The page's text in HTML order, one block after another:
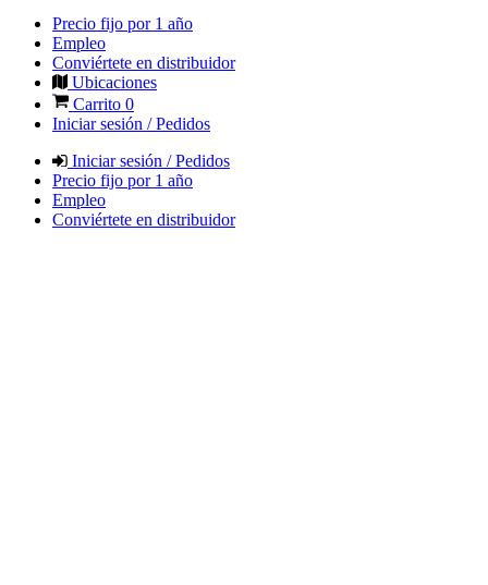
Precio fijo por 1 año
Empleo
Conviértete en distribuidor
Ubicaciones
Carrito 0
Iniciar sesión / Pedidos
Iniciar sesión / Pedidos
Precio fijo por 1 año
Empleo
Conviértete en distribuidor